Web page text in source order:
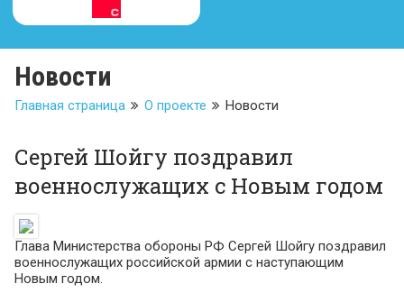
Новости
Главная страница О проекте Новости
Сергей Шойгу поздравил
военнослужащих с Новым годом
Глава Министерства обороны РФ Сергей Шойгу поздравил
военнослужащих российской армии с наступающим
Новым годом.